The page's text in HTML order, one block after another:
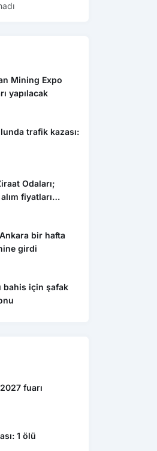
Mining Expo
yapılacak
trafik kazası:
Odaları;
fiyatları
bir hafta
girdi
bahis için şafak
fuarı
1 ölü